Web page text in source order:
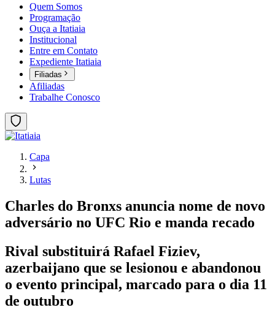
Quem Somos
Programação
Ouça a Itatiaia
Institucional
Entre em Contato
Expediente Itatiaia
Filiadas
Afiliadas
Trabalhe Conosco
Capa
Lutas
Charles do Bronxs anuncia nome de novo
adversário no UFC Rio e manda recado
Rival substituirá Rafael Fiziev,
azerbaijano que se lesionou e abandonou
o evento principal, marcado para o dia 11
de outubro